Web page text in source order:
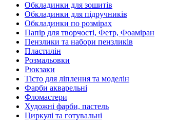
Обкладинки для зошитів
Обкладинки для підручників
Обкладинки по розмірах
Папір для творчості, Фетр, Фоаміран
Пензлики та набори пензликів
Пластилін
Розмальовки
Рюкзаки
Тісто для ліплення та моделін
Фарби акварельні
Фломастери
Художні фарби, пастель
Циркулі та готувальні